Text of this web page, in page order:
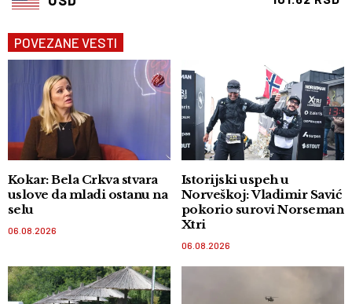
POVEZANE VESTI
Kokar: Bela Crkva stvara
uslove da mladi ostanu na
selu
06.08.2026
Istorijski uspeh u
Norveškoj: Vladimir Savić
pokorio surovi Norseman
Xtri
06.08.2026